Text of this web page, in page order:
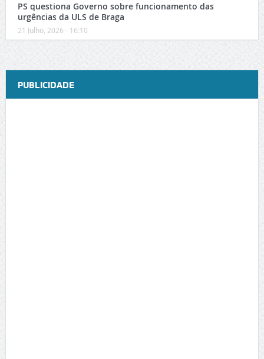
PS questiona Governo sobre funcionamento das
urgências da ULS de Braga
21 Julho, 2026 - 16:10
PUBLICIDADE